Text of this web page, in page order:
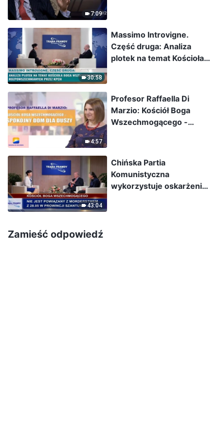
7:09
30:58
Massimo Introvigne.
Część druga: Analiza
plotek na temat Kościoła
przez KPCh
4:57
Profesor Raffaella Di
Marzio: Kościół Boga
Wszechmogącego -
43:04
Chińska Partia
Komunistyczna
wykorzystuje oskarżenia
Zamieść odpowiedź